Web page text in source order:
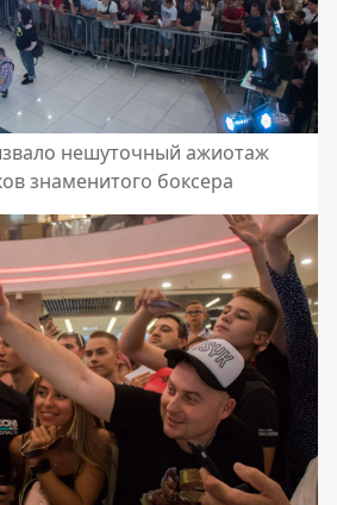
нешуточный ажиотаж
знаменитого боксера